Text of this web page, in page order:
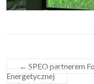
← SPEO partnerem
Energetycznej